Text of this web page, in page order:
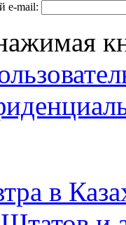
e-mail:
в